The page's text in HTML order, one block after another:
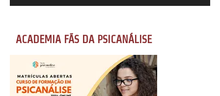
ACADEMIA FÃS DA PSICANÁLISE